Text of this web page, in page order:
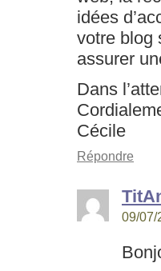
idées
votre blog
assurer
Dans
Cécile
Répondre
09/07/